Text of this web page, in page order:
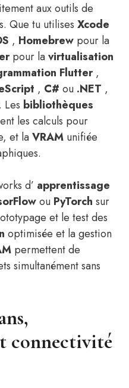
aux outils de
Que tu utilises Xcode
, Homebrew pour la
pour lavirtualisation
Flutter,
, C# ou .NET ,
Les bibliothèques
les calculs pour
et laVRAM unifiée
d’ apprentissage
ou PyTorch sur
et le test des
optimisée et la gestion
permettent de
simultanément sans
connectivité